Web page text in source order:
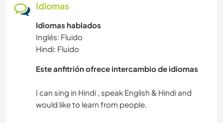
Idiomas
Idiomas hablados
Inglés: Fluido
Hindi: Fluido
Este anfitrión ofrece intercambio de idiomas
I can sing in Hindi , speak English & Hindi and